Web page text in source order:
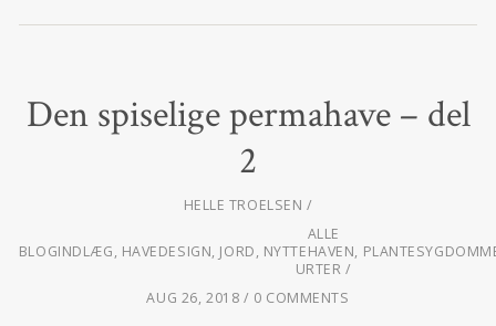
Den spiselige permahave – del
2
HELLE TROELSEN
ALLE
BLOGINDLÆG, HAVEDESIGN, JORD, NYTTEHAVEN,
URTER
AUG 26, 2018
0 COMMENTS